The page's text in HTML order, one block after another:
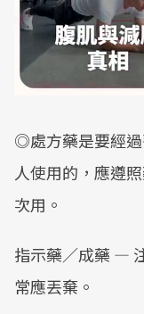
◎處方藥是要經
人使用的，應遵
次用。
指示藥／成藥 —
常應丟棄。